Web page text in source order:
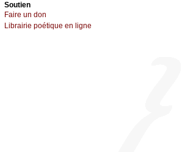
Sоutien
Fаirе un dоn
Librairiе pоétique en lignе